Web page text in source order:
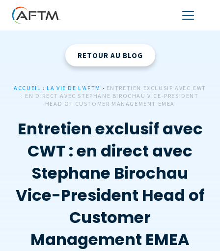
RETOUR AU BLOG
ACCUEIL › LA VIE DE L'AFTM › ENTRETIEN EXCLUSIF AVEC CWT
: EN DIRECT AVEC STEPHANE BIROCHAU VICE-PRESIDENT
HEAD OF CUSTOMER MANAGEMENT EMEA
Entretien exclusif avec
CWT : en direct avec
Stephane Birochau
Vice-President Head of
Customer
Management EMEA